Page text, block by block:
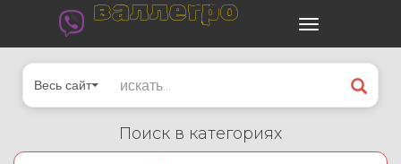
валлегро
Весь сайт
Поиск в категориях